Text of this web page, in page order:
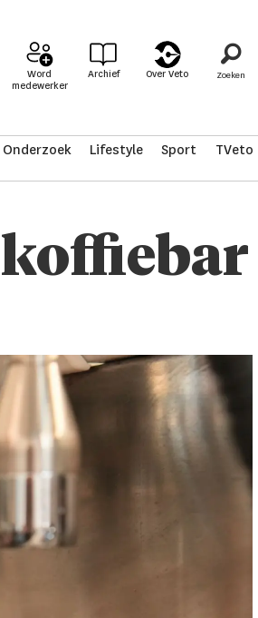
Word
medewerker
Archief Over Veto
Onderzoek Lifestyle Sport TVeto